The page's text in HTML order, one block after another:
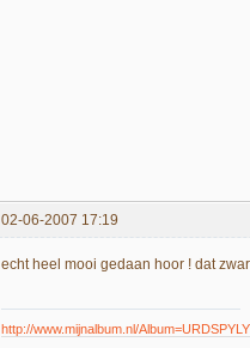
02-06-2007 17:19
echt heel mooi gedaan hoor ! dat
http://www.mijnalbum.nl/Album=URDSPYLY